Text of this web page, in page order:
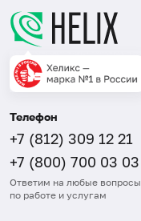
Телефон
+7 (812) 309 12 21
+7 (800) 700 03 03
Ответим на любые вопросы
по работе и услугам